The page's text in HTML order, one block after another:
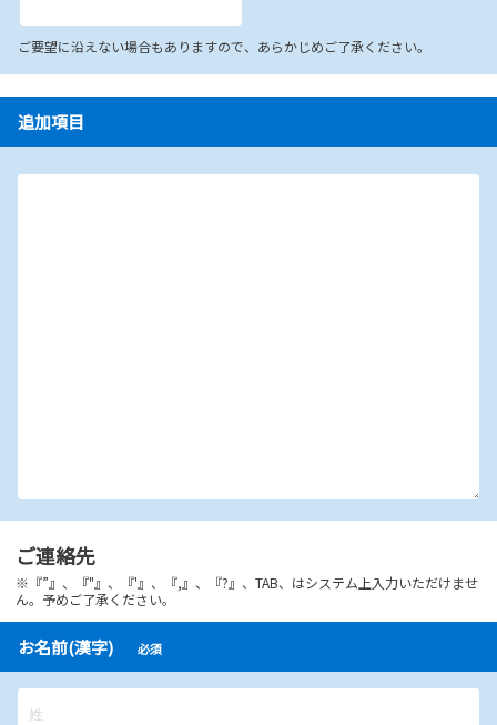
ご要望に沿えない場合もありますので、あらかじめご了承ください。
追加項目
ご連絡先
※『”』、『"』、『'』、『,』、『?』、TAB、はシステム上入力いただけませ
ん。予めご了承ください。
お名前(漢字) 必須